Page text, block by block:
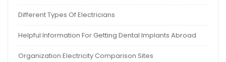
Different Types Of Electricians
Helpful Information For Getting Dental Implants Abroad
Organization Electricity Comparison Sites